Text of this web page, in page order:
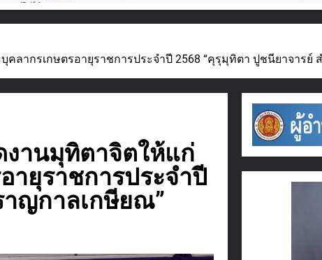
ากรเกษตรอายุราชการประจำปี 2568 “คุรุมุทิตา ปูชนียาจารย์
านมุทิตาจิตให้แก่
ายุราชการประจำปี
าญกาลเกษียณ”